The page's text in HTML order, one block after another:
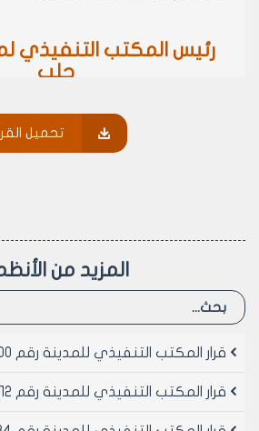
رئيس المكتب التنفيذي
حلب
تحميل
المزيد من
قرار المكتب التنفيذي للمدينة رقم 100 لعام 2021
قرار المكتب التنفيذي للمدينة رقم 12 لعام 2021